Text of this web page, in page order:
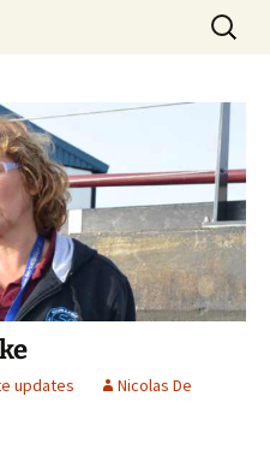
voor
en -Sport
Zoeken
naar:
updates
Nicolas De